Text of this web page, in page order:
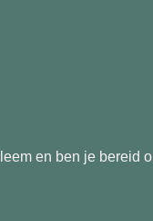
en ben je bereid